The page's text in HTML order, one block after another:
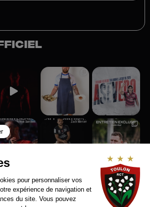
Suivez-nous sur Instagram